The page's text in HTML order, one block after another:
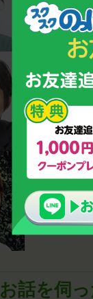
湯田貴江
心理カウ
ラー・
鈴木雅幸
薬剤師
笹尾真波
お話を伺